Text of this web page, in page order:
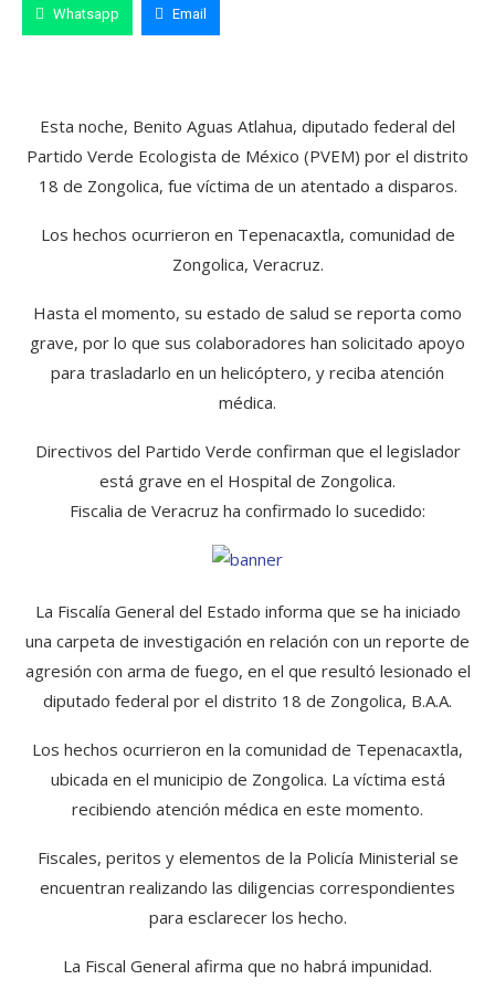
Whatsapp Email
Esta noche, Benito Aguas Atlahua, diputado federal del
Partido Verde Ecologista de México (PVEM) por el distrito
18 de Zongolica, fue víctima de un atentado a disparos.
Los hechos ocurrieron en Tepenacaxtla, comunidad de
Zongolica, Veracruz.
Hasta el momento, su estado de salud se reporta como
grave, por lo que sus colaboradores han solicitado apoyo
para trasladarlo en un helicóptero, y reciba atención
médica.
Directivos del Partido Verde confirman que el legislador
está grave en el Hospital de Zongolica.
Fiscalia de Veracruz ha confirmado lo sucedido:
La Fiscalía General del Estado informa que se ha iniciado
una carpeta de investigación en relación con un reporte de
agresión con arma de fuego, en el que resultó lesionado el
diputado federal por el distrito 18 de Zongolica, B.A.A.
Los hechos ocurrieron en la comunidad de Tepenacaxtla,
ubicada en el municipio de Zongolica. La víctima está
recibiendo atención médica en este momento.
Fiscales, peritos y elementos de la Policía Ministerial se
encuentran realizando las diligencias correspondientes
para esclarecer los hecho.
La Fiscal General afirma que no habrá impunidad.